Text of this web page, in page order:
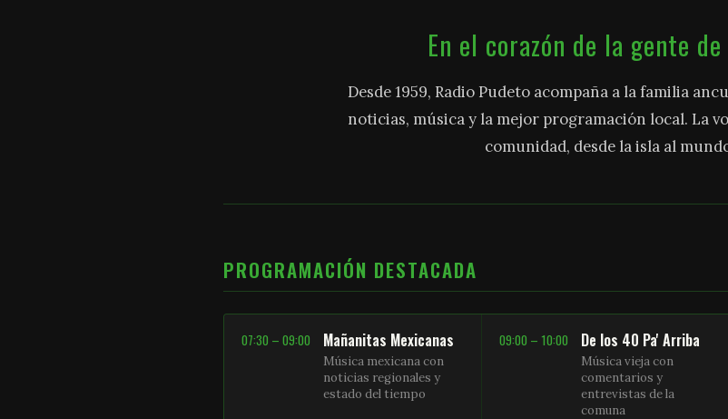
En el corazón de la gente de
Desde 1959, Radio Pudeto acompaña a la familia
noticias, música y la mejor programación local. La
comunidad, desde la isla al
PROGRAMACIÓN DESTACADA
07:30 – 09:00 Mañanitas Mexicanas
Música mexicana con
noticias regionales y
estado del tiempo
09:00 – 10:00 De los 40 Pa' Arriba
Música vieja con
comentarios y
entrevistas de la
comuna